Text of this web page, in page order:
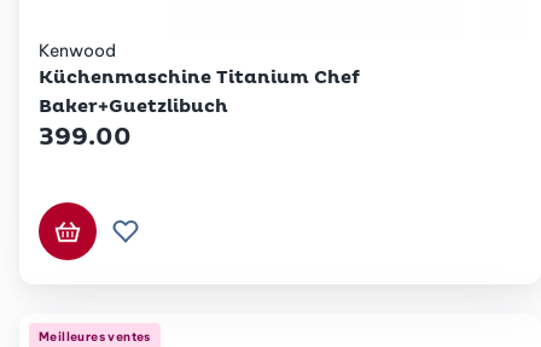
Kenwood
Küchenmaschine Titanium Chef
Baker+Guetzlibuch
399.00
Ajouter au panier
Ajouter à la liste de souhaits.
Meilleures ventes